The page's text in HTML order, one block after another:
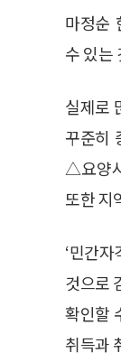
마정순
수 있는
실제로
꾸준히
△요양
또한 지
‘민간
것으로
확인할
취득과